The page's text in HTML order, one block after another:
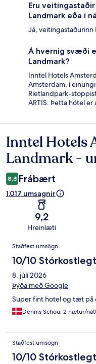
Eru
Landmark eða í
Já, veitingastaðurinn
Á hvernig svæði
Landmark?
Inntel Hotels
Amsterdam, í
Rietlandpark-
ARTIS. Þetta hótel
Umsagnir
Inntel Hotels
Landmark -
8,8 Frábært
1.017 umsagnir
9,2
Hreinlæti
Umsagnir
Staðfest umsögn
10/10 Stórkostlegt
8. júlí 2026
Þýða með Google
Super fint hotel og tæt på
Dennis Schou, 2 nætur/
Staðfest umsögn
10/10 Stórkostlegt